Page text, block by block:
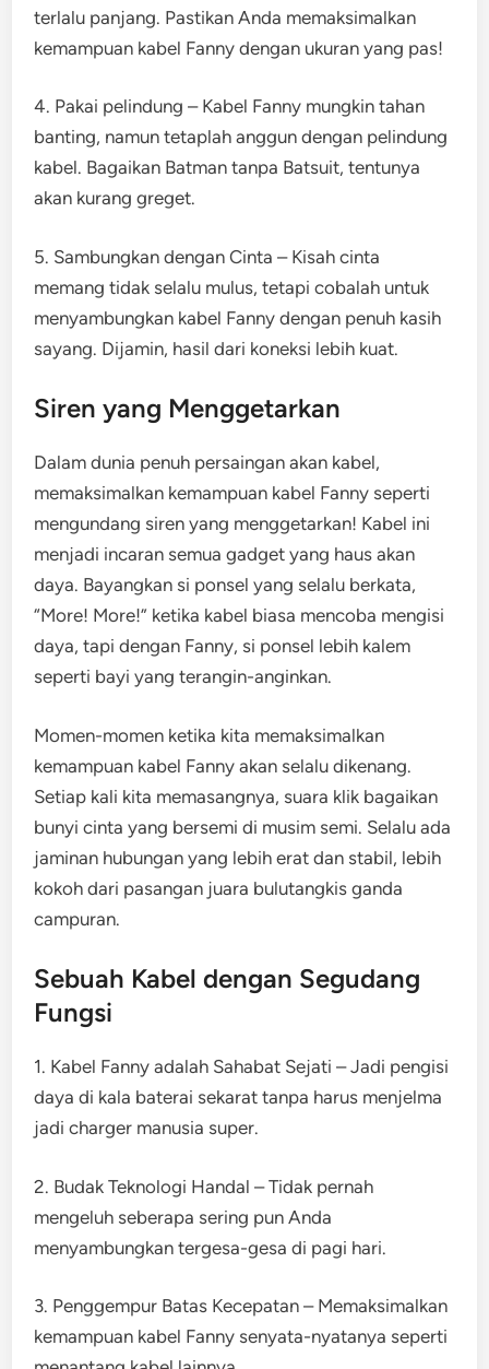
terlalu panjang. Pastikan Anda memaksimalkan
kemampuan kabel Fanny dengan ukuran yang pas!
4. Pakai pelindung – Kabel Fanny mungkin tahan
banting, namun tetaplah anggun dengan pelindung
kabel. Bagaikan Batman tanpa Batsuit, tentunya
akan kurang greget.
5. Sambungkan dengan Cinta – Kisah cinta
memang tidak selalu mulus, tetapi cobalah untuk
menyambungkan kabel Fanny dengan penuh kasih
sayang. Dijamin, hasil dari koneksi lebih kuat.
Siren yang Menggetarkan
Dalam dunia penuh persaingan akan kabel,
memaksimalkan kemampuan kabel Fanny seperti
mengundang siren yang menggetarkan! Kabel ini
menjadi incaran semua gadget yang haus akan
daya. Bayangkan si ponsel yang selalu berkata,
“More! More!” ketika kabel biasa mencoba mengisi
daya, tapi dengan Fanny, si ponsel lebih kalem
seperti bayi yang terangin-anginkan.
Momen-momen ketika kita memaksimalkan
kemampuan kabel Fanny akan selalu dikenang.
Setiap kali kita memasangnya, suara klik bagaikan
bunyi cinta yang bersemi di musim semi. Selalu ada
jaminan hubungan yang lebih erat dan stabil, lebih
kokoh dari pasangan juara bulutangkis ganda
campuran.
Sebuah Kabel dengan Segudang
Fungsi
1. Kabel Fanny adalah Sahabat Sejati – Jadi pengisi
daya di kala baterai sekarat tanpa harus menjelma
jadi charger manusia super.
2. Budak Teknologi Handal – Tidak pernah
mengeluh seberapa sering pun Anda
menyambungkan tergesa-gesa di pagi hari.
3. Penggempur Batas Kecepatan – Memaksimalkan
kemampuan kabel Fanny senyata-nyatanya seperti